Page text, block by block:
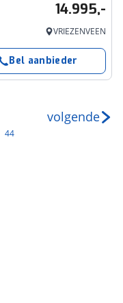
14.995,-
VRIEZENVEEN
Bel aanbieder
44
volgende